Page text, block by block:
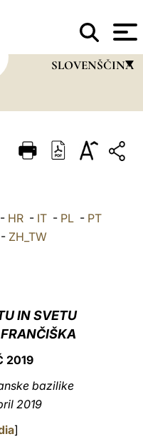
SLOVENŠČINA
ITALIANO
中文
LATINE
HR- IT- PL- PT
- ZH_TW
IN SVETU
2019
bazilike
2019
]